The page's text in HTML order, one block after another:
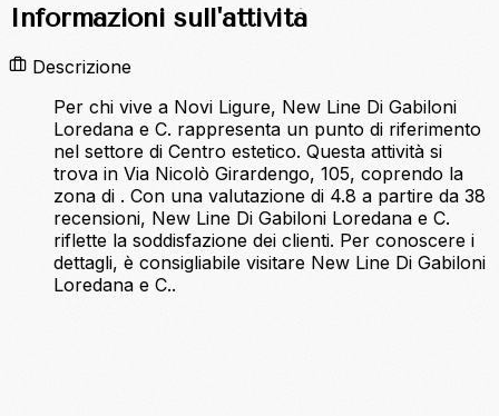
Informazioni sull'attività
Descrizione
Per chi vive a Novi Ligure, New Line Di Gabiloni
Loredana e C. rappresenta un punto di riferimento
nel settore di Centro estetico. Questa attività si
trova in Via Nicolò Girardengo, 105, coprendo la
zona di . Con una valutazione di 4.8 a partire da 38
recensioni, New Line Di Gabiloni Loredana e C.
riflette la soddisfazione dei clienti. Per conoscere i
dettagli, è consigliabile visitare New Line Di Gabiloni
Loredana e C..